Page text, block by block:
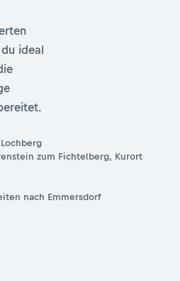
ideal
zum Fichtelberg, Kurort
nach Emmersdorf